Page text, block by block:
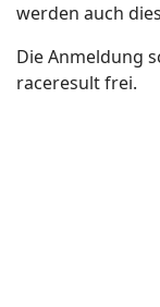
werden auch
Die Anmeldung
raceresult frei.